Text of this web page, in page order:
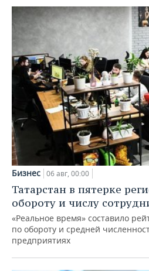
Бизнес 06 авг, 00:00
Татарстан в пятерке
обороту и числу
«Реальное время» составило
по обороту и средней
предприятиях